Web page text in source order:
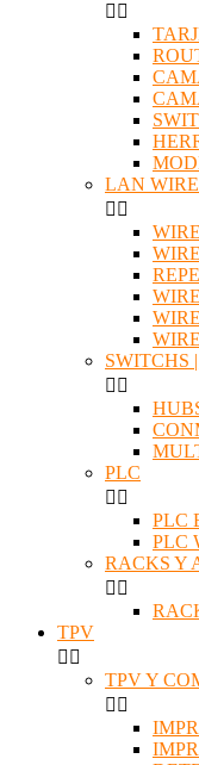
 
LAN
 
SWITCHS
 
PLC
 
PLC
PLC
RACKS Y
 
TPV
 
TPV Y
 